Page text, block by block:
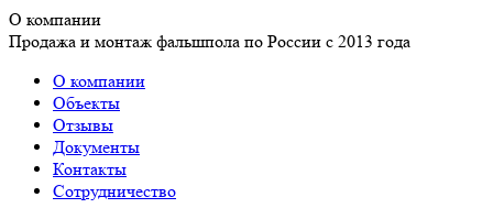
О компании
Продажа и монтаж фальшпола по России с 2013 года
О компании
Объекты
Отзывы
Документы
Контакты
Сотрудничество